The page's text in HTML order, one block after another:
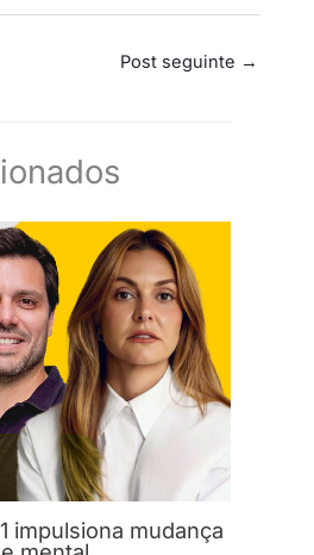
Post seguinte →
impulsiona mudança